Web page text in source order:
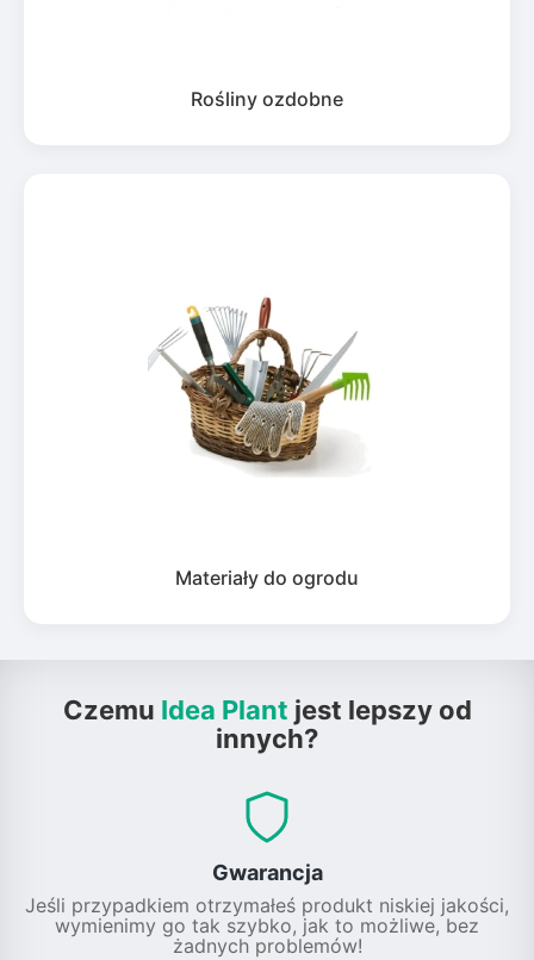
Rośliny ozdobne
Materiały do ogrodu
Czemu Idea Plant jest lepszy od
innych?
Gwarancja
Jeśli przypadkiem otrzymałeś produkt niskiej jakości,
wymienimy go tak szybko, jak to możliwe, bez
żadnych problemów!